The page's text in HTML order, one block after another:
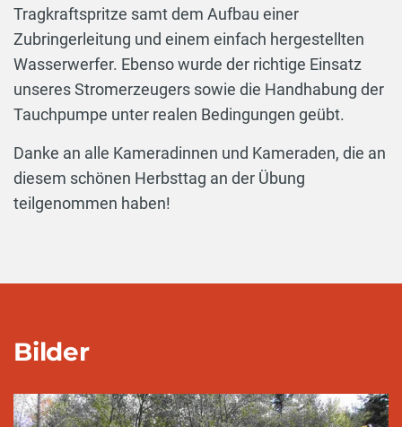
Tragkraftspritze samt dem Aufbau einer
Zubringerleitung und einem einfach hergestellten
Wasserwerfer. Ebenso wurde der richtige Einsatz
unseres Stromerzeugers sowie die Handhabung der
Tauchpumpe unter realen Bedingungen geübt.
Danke an alle Kameradinnen und Kameraden, die an
diesem schönen Herbsttag an der Übung
teilgenommen haben!
Bilder